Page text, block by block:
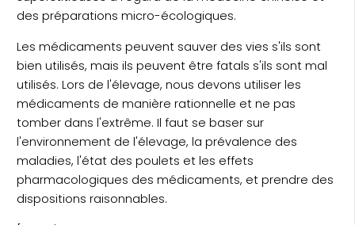
des préparations micro-écologiques.
Les médicaments peuvent sauver des vies s'ils sont
bien utilisés, mais ils peuvent être fatals s'ils sont mal
utilisés. Lors de l'élevage, nous devons utiliser les
médicaments de manière rationnelle et ne pas
tomber dans l'extrême. Il faut se baser sur
l'environnement de l'élevage, la prévalence des
maladies, l'état des poulets et les effets
pharmacologiques des médicaments, et prendre des
dispositions raisonnables.